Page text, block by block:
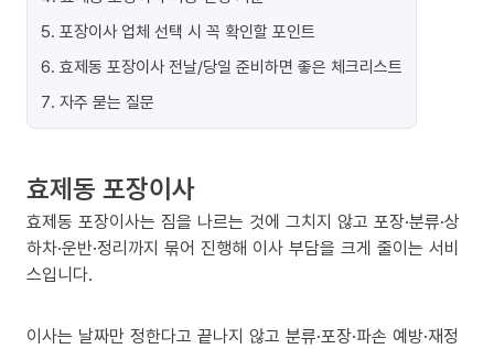
5. 포장이사 업체 선택 시 꼭 확인할 포인트
6. 효제동 포장이사 전날/당일 준비하면 좋은 체크리스트
7. 자주 묻는 질문
효제동 포장이사
효제동 포장이사는 짐을 나르는 것에 그치지 않고 포장·분류·상
하차·운반·정리까지 묶어 진행해 이사 부담을 크게 줄이는 서비
스입니다.
이사는 날짜만 정한다고 끝나지 않고 분류·포장·파손 예방·재정